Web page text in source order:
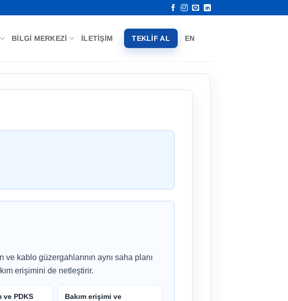
BILGI MERKEZI İLETIŞIM TEKLIF AL EN
kablo güzergahlarının aynı saha planı
erişimini de netleştirir.
ve PDKS
Bakım erişimi ve